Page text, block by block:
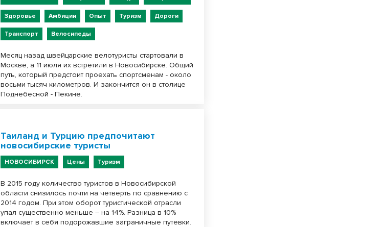
Здоровье Амбиции Опыт Туризм Дороги
Транспорт Велосипеды
Месяц назад швейцарские велотуристы стартовали в
Москве, а 11 июля их встретили в Новосибирске. Общий
путь, который предстоит проехать спортсменам - около
восьми тысяч километров. И закончится он в столице
Поднебесной - Пекине.
Таиланд и Турцию предпочитают
новосибирские туристы
НОВОСИБИРСК Цены Туризм
В 2015 году количество туристов в Новосибирской
области снизилось почти на четверть по сравнению с
2014 годом. При этом оборот туристической отрасли
упал существенно меньше – на 14%. Разница в 10%
включает в себя подорожавшие заграничные путевки.